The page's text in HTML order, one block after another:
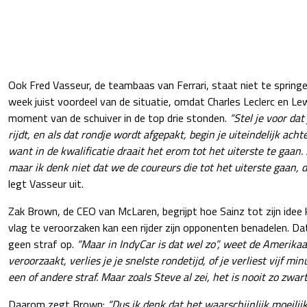
Ook Fred Vasseur, de teambaas van Ferrari, staat niet te
week juist voordeel van de situatie, omdat Charles Leclerc en
moment van de schuiver in de top drie stonden. “Stel je voor
rijdt, en als dat rondje wordt afgepakt, begin je uiteindelijk
want in de kwalificatie draait het erom tot het uiterste te gaan.
maar ik denk niet dat we de coureurs die tot het uiterste gaan,
legt Vasseur uit.
Zak Brown, de CEO van McLaren, begrijpt hoe Sainz tot zijn
vlag te veroorzaken kan een rijder zijn opponenten benadelen.
geen straf op. “Maar in IndyCar is dat wel zo”, weet de
veroorzaakt, verlies je je snelste rondetijd, of je verliest vijf
een of andere straf. Maar zoals Steve al zei, het is nooit zo